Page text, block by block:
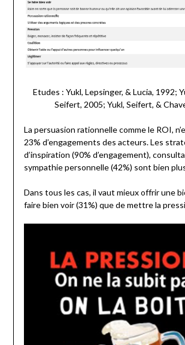
Etudes : Yukl, Lepsinger, & Lucia, 1992;
Seifert, 2005; Yukl, Seifert, &
La persuasion rationnelle comme le ROI,
23% d’engagements des acteurs. Les
d’inspiration (90% d’engagement),
sympathie personnelle (42%) sont bien
Dans tous les cas, il vaut mieux offrir une
faire bien voir (31%) que de mettre la